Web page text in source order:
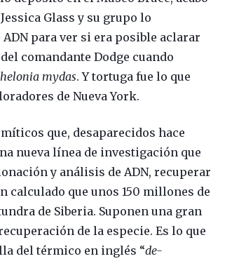
Glass y su grupo lo
para ver si era posible aclarar
comandante Dodge cuando
mydas. Y tortuga fue lo que
de Nueva York.
que, desaparecidos hace
nueva línea de investigación que
y análisis de ADN, recuperar
calculado que unos 150 millones de
de Siberia. Suponen una gran
de la especie. Es lo que
del térmico en inglés “de-